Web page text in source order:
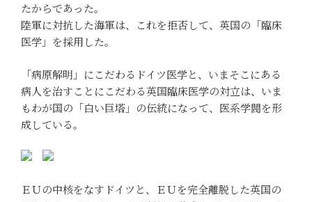
たからであった。
陸軍に対抗した海軍は、これを拒否して、英国の「臨床
医学」を採用した。
「病原解明」にこだわるドイツ医学と、いまそこにある
病人を治すことにこだわる英国臨床医学の対立は、いま
もわが国の「白い巨塔」の伝統になって、医系学閥を形
成している。
ＥＵの中核をなすドイツと、ＥＵを完全離脱した英国の